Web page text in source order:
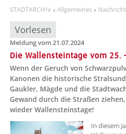
STADTARCHIV Allgemeines
Vorlesen
Meldung vom 21.07.2024
Die Wallensteintage vom 25.
Wenn der Geruch von
Kanonen die historische
Gaukler, Mägde und die
Gewand durch die Straßen
wieder Wallensteinstage!
???
In diesem